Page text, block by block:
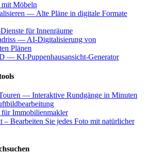
Möbeln
— Alte Pläne in digitale Formate
für Innenräume
— AI-Digitalisierung von
Plänen
— KI-Puppenhausansicht-Generator
— Interaktive Rundgänge in Minuten
für Immobilienmakler
– Bearbeiten Sie jedes Foto mit natürlicher